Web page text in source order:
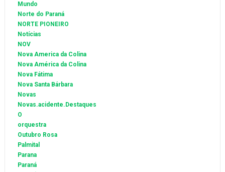
Mundo
Norte do Paraná
NORTE PIONEIRO
Notícias
NOV
Nova America da Colina
Nova América da Colina
Nova Fátima
Nova Santa Bárbara
Novas
Novas.acidente.Destaques
O
orquestra
Outubro Rosa
Palmital
Parana
Paraná